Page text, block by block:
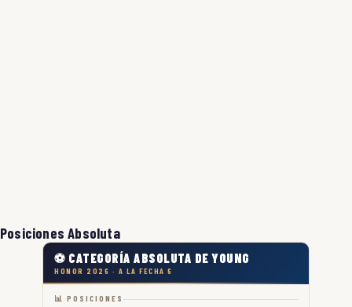
Posiciones Absoluta
⚽ CATEGORÍA ABSOLUTA DE YOUNG
HONOR 2026 · A LA FECHA 6
📊 POSICIONES